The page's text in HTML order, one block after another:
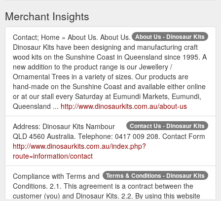
Merchant Insights
About Us - Dinosaur Kits
Contact; Home » About Us. About Us.
Dinosaur Kits have been designing and manufacturing craft
wood kits on the Sunshine Coast in Queensland since 1995. A
new addition to the product range is our Jewellery /
Ornamental Trees in a variety of sizes. Our products are
hand-made on the Sunshine Coast and available either online
or at our stall every Saturday at Eumundi Markets, Eumundi,
Queensland ... http://www.dinosaurkits.com.au/about-us
Contact Us - Dinosaur Kits
Address: Dinosaur Kits Nambour
QLD 4560 Australia. Telephone: 0417 009 208. Contact Form
http://www.dinosaurkits.com.au/index.php?
route=information/contact
Terms & Conditions - Dinosaur Kits
Compliance with Terms and
Conditions. 2.1. This agreement is a contract between the
customer (you) and Dinosaur Kits. 2.2. By using this website